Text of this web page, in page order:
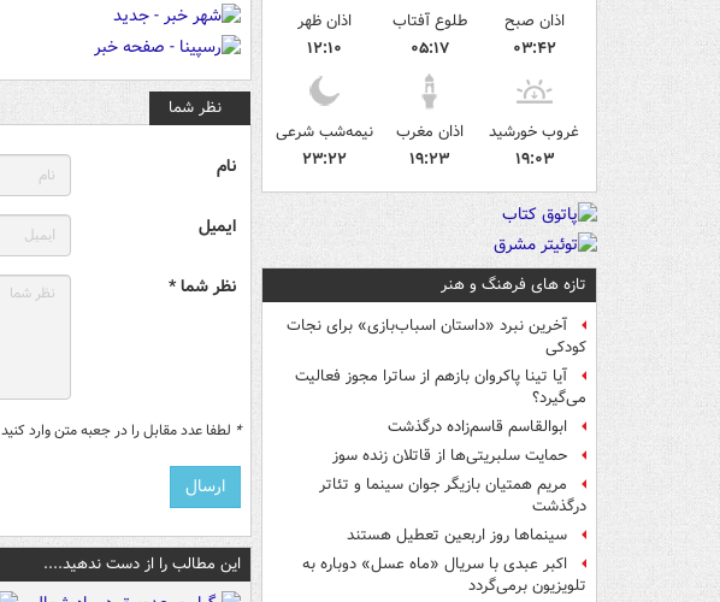
اذان صبح
۰۳:۴۲
طلوع آفتاب
۰۵:۱۷
اذان ظهر
۱۲:۱۰
غروب خورشید
۱۹:۰۳
اذان مغرب
۱۹:۲۳
نیمه‌شب شرعی
۲۳:۲۲
تازه های فرهنگ و هنر
آخرین نبرد «داستان اسباب‌بازی» برای نجات
کودکی
آیا تینا پاکروان بازهم از ساترا مجوز فعالیت
می‌گیرد؟
ابوالقاسم قاسم‌زاده درگذشت
حمایت سلبریتی‌ها از قاتلان زنده سوز
مریم همتیان بازیگر جوان سینما و تئاتر
درگذشت
سینماها روز اربعین تعطیل هستند
اکبر عبدی با سریال «ماه عسل» دوباره به
تلویزیون برمی‌گردد
نظر شما
نام
ایمیل
نظر شما *
* لطفا عدد مقابل را در جعبه متن وارد کنید
این مطالب را از دست ندهید....